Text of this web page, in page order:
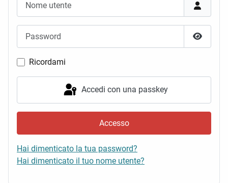
Mostra
Ricordami
Accedi con una passkey
Accesso
Hai dimenticato la tua password?
Hai dimenticato il tuo nome utente?